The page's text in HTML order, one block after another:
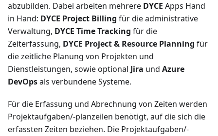
abzubilden. Dabei arbeiten mehrere DYCE Apps Hand
in Hand: DYCE Project Billing für die administrative
Verwaltung, DYCE Time Tracking für die
Zeiterfassung, DYCE Project & Resource Planning für
die zeitliche Planung von Projekten und
Dienstleistungen, sowie optional Jira und Azure
DevOpsals verbundene Systeme.
Für die Erfassung und Abrechnung von Zeiten werden
Projektaufgaben/-planzeilen benötigt, auf die sich die
erfassten Zeiten beziehen. Die Projektaufgaben/-